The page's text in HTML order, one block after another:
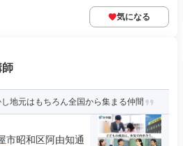
気になる
師
地元はもちろん全国から集まる仲間
市昭和区阿由知通